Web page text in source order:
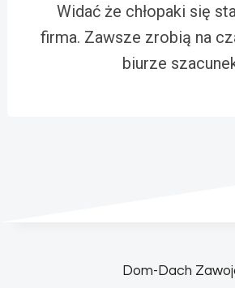
Widać że chłopaki się
firma. Zawsze zrobią na
biurze
Dom-Dach